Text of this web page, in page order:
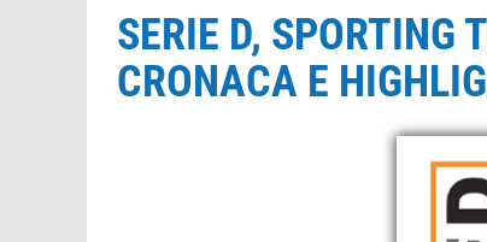
SERIE D, SPORTING
CRONACA E